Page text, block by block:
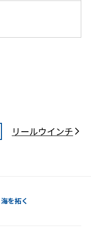
リールウインチ
海を拓く